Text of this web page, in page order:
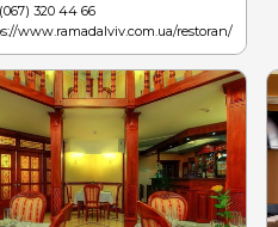
320 44 66
www.ramadalviv.com.ua/restoran/